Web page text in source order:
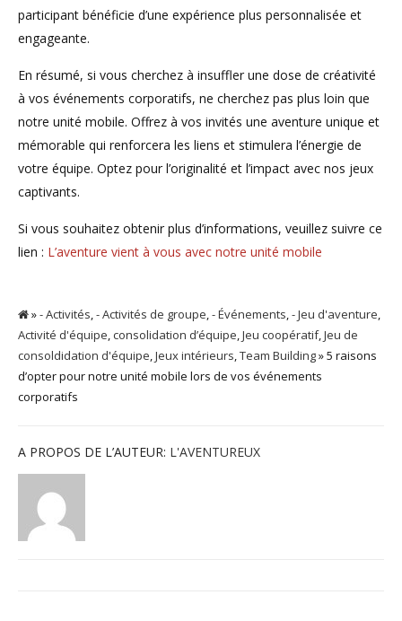
participant bénéficie d’une expérience plus personnalisée et
engageante.
En résumé, si vous cherchez à insuffler une dose de créativité
à vos événements corporatifs, ne cherchez pas plus loin que
notre unité mobile. Offrez à vos invités une aventure unique et
mémorable qui renforcera les liens et stimulera l’énergie de
votre équipe. Optez pour l’originalité et l’impact avec nos jeux
captivants.
Si vous souhaitez obtenir plus d’informations, veuillez suivre ce
lien : L’aventure vient à vous avec notre unité mobile
»- Activités,- Activités de groupe,- Événements,- Jeu d'aventure,
Activité d'équipe,consolidation d’équipe,Jeu coopératif,Jeu de
consoldidation d'équipe,Jeux intérieurs,Team Building» 5 raisons
d’opter pour notre unité mobile lors de vos événements
corporatifs
A PROPOS DE L’AUTEUR: L'AVENTUREUX